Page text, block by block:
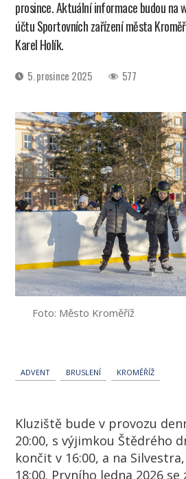
prosince. Aktuální informace budou na
účtu Sportovních zařízení města
Karel Holík.
Datum
příspěvku
5. prosince 2025 577
Foto: Město Kroměříž
ADVENT BRUSLENÍ KROMĚŘÍŽ
Kluziště bude v provozu
20:00, s výjimkou Štědrého
končit v 16:00, a na
18:00. Prvního ledna 2026